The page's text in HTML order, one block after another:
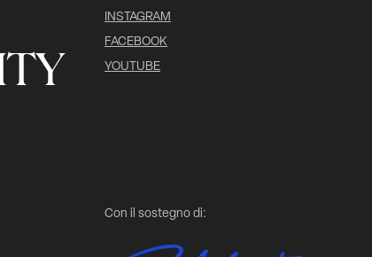
INSTAGRAM
FACEBOOK
YOUTUBE
Con il sostegno di: